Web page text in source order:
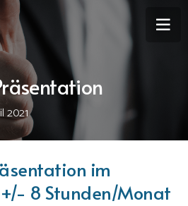
2021
im
8 Stunden/Monat